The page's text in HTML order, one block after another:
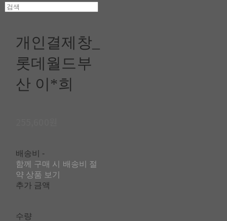
개인결제창_
롯데월드부
산 이*희
배송비 -
함께 구매 시 배송비 절
약 상품 보기
추가 금액
수량